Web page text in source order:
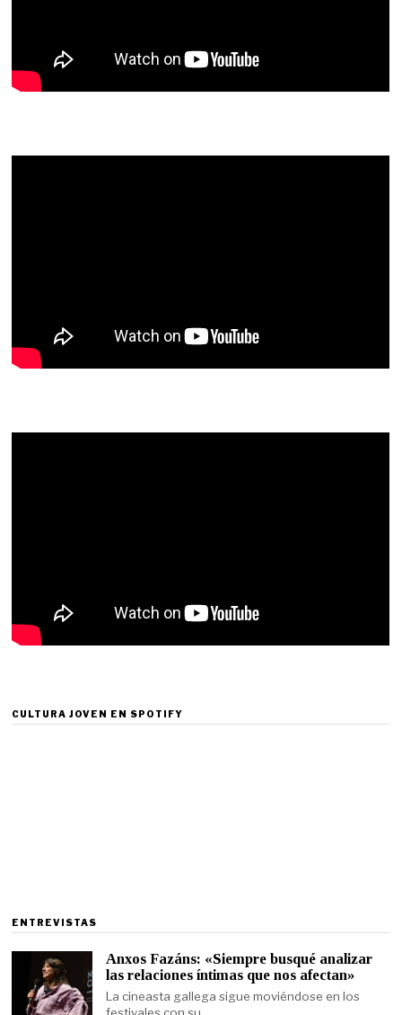
CULTURA JOVEN EN SPOTIFY
ENTREVISTAS
Anxos Fazáns: «Siempre busqué analizar
las relaciones íntimas que nos afectan»
La cineasta gallega sigue moviéndose en los